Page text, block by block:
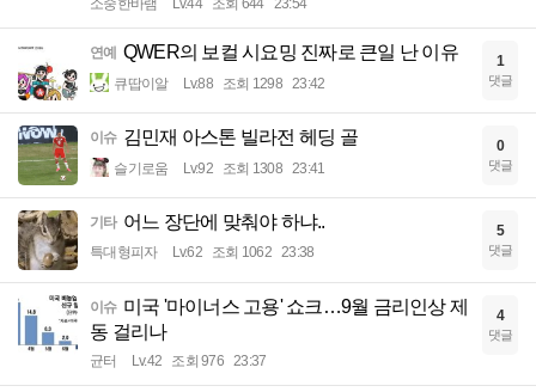
연예 QWER의 보컬 시요밍 진짜로 큰일 난 이유
큐땁이알 Lv.88 조회 1298 23:42
1
댓글
이슈 김민재 아스톤 빌라전 헤딩 골
슬기로움 Lv.92 조회 1308 23:41
0
댓글
기타 어느 장단에 맞춰야 하냐..
특대형피자 Lv.62 조회 1062 23:38
5
댓글
이슈 미국 '마이너스 고용' 쇼크…9월 금리인상 제
동 걸리나
균터 Lv.42 조회 976 23:37
4
댓글